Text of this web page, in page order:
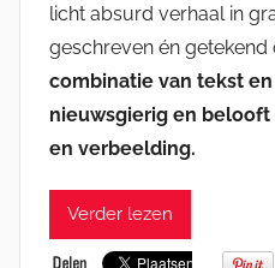
licht absurd verhaal in
geschreven én getekend
combinatie van tekst
nieuwsgierig en
en verbeelding.
Verder lezen